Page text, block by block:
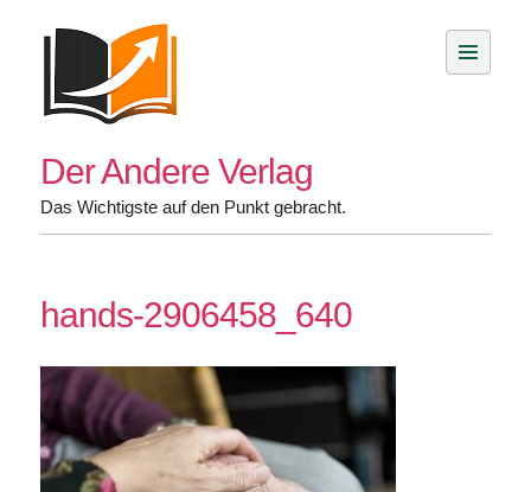
Der Andere Verlag
Das Wichtigste auf den Punkt gebracht.
hands-2906458_640